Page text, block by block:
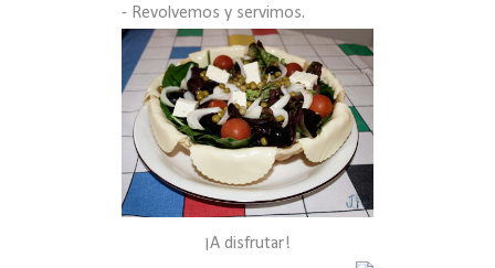
- Revolvemos y servimos.
¡A disfrutar!